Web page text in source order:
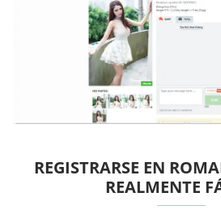
REGISTRARSE EN
REALMENTE